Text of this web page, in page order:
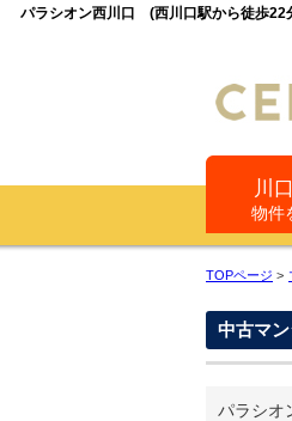
パラシオン西川口 (西川口駅から徒歩22
川
物件
TOPページ >
中古マ
パラシオ